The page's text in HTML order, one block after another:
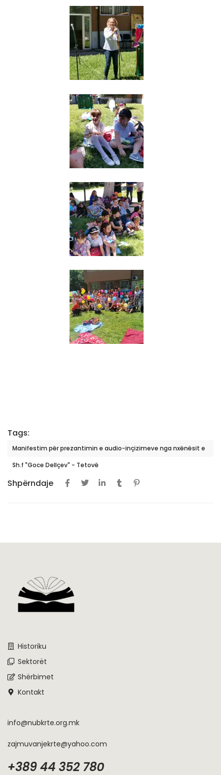
Tags:
Manifestim për prezantimin e audio-inçizimeve nga nxënësit e
Sh.f "Goce Dellçev" - Tetovë
Shpërndaje
Historiku
Sektorët
Shërbimet
Kontakt
info@nubkrte.org.mk
zajmuvanjekrte@yahoo.com
+389 44 352 780